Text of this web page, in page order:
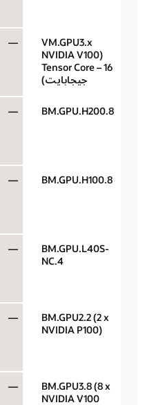
VM.GPU3.x
(NVIDIA V100
Tensor Core – 16
جيجابايت)
—
BM.GPU.H200.8
—
BM.GPU.H100.8
—
BM.GPU.L40S-
NC.4
—
BM.GPU2.2 (2 x
NVIDIA P100)
—
BM.GPU3.8 (8 x
NVIDIA V100
—